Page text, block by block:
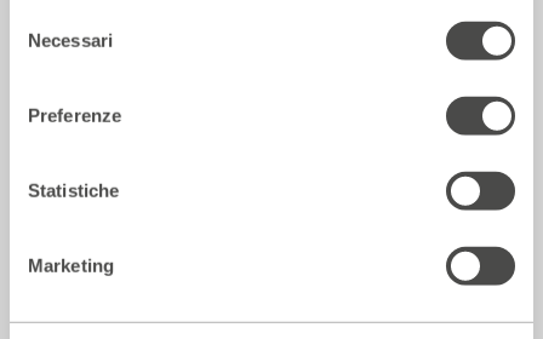
delNecessari
Preferenze
Statistiche
Marketing